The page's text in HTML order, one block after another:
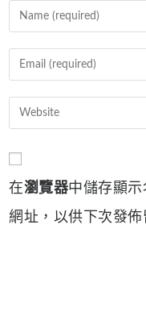
Enter
your
or
username
Enter
your
address
Enter
your
website
(optional)
在瀏覽器中儲存顯
網址，以供下次發佈